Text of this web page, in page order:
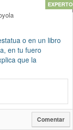
o en un libro
en tu fuero
que la
EXPERTO
Comentar